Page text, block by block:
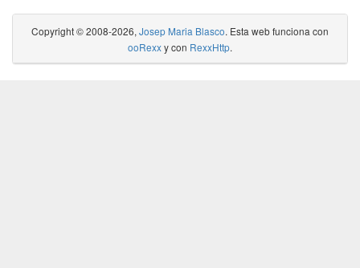
Copyright © 2008-2026, Josep Maria Blasco. Esta web funciona con
ooRexxy con RexxHttp.